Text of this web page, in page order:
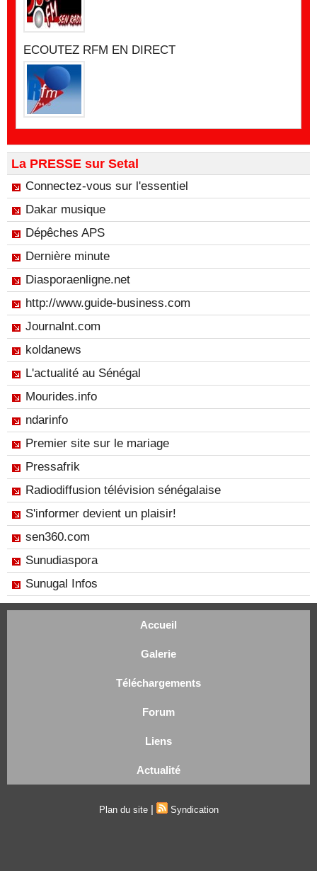
ECOUTEZ RFM EN DIRECT
La PRESSE sur Setal
Connectez-vous sur l'essentiel
Dakar musique
Dépêches APS
Dernière minute
Diasporaenligne.net
http://www.guide-business.com
Journalnt.com
koldanews
L'actualité au Sénégal
Mourides.info
ndarinfo
Premier site sur le mariage
Pressafrik
Radiodiffusion télévision sénégalaise
S'informer devient un plaisir!
sen360.com
Sunudiaspora
Sunugal Infos
Accueil
Galerie
Téléchargements
Forum
Liens
Actualité
Plan du site | Syndication